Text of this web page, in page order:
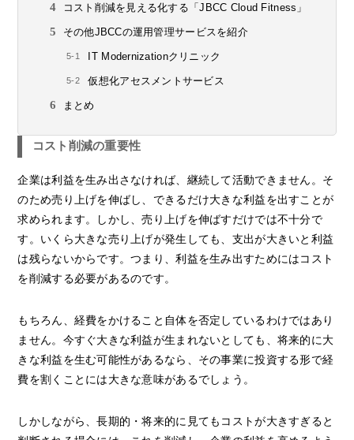
コスト削減を見える化する「JBCC Cloud Fitness」
その他JBCCの運用管理サービスを紹介
IT Modernizationクリニック
仮想化アセスメントサービス
まとめ
コスト削減の重要性
企業は利益を生み出さなければ、継続して活動できません。そ
のため売り上げを伸ばし、できるだけ大きな利益を出すことが
求められます。しかし、売り上げを伸ばすだけでは不十分で
す。いくら大きな売り上げが発生しても、支出が大きいと利益
は残らないからです。つまり、利益を生み出すためにはコスト
を削減する必要があるのです。
もちろん、経費をかけること自体を否定しているわけではあり
ません。今すぐ大きな利益が生まれないとしても、将来的に大
きな利益を生む可能性があるなら、その事業に投資する形で経
費を割くことには大きな意味があるでしょう。
しかしながら、長期的・将来的に見てもコストが大きすぎると